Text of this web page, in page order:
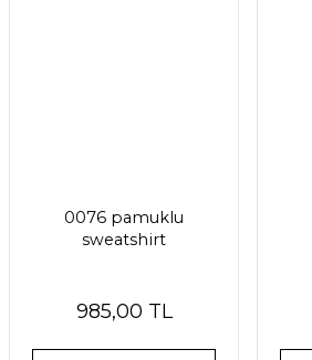
0076 pamuklu
sweatshirt
985,00 TL